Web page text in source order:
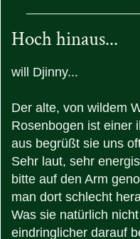
Hoch hinaus...
will Djinny...
Der alte, von wildem
Rosenbogen ist einer
aus begrüßt sie uns
Sehr laut, sehr
bitte auf den Arm
man dort schlecht
Was sie natürlich
eindringlicher darauf